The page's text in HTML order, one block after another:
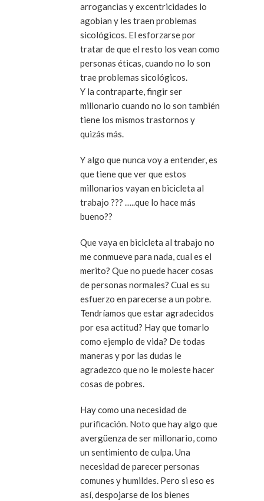
arrogancias y excentricidades lo
agobian y les traen problemas
sicológicos. El esforzarse por
tratar de que el resto los vean como
personas éticas, cuando no lo son
trae problemas sicológicos.
Y la contraparte, fingir ser
millonario cuando no lo son también
tiene los mismos trastornos y
quizás más.
Y algo que nunca voy a entender, es
que tiene que ver que estos
millonarios vayan en bicicleta al
trabajo ??? …..que lo hace más
bueno??
Que vaya en bicicleta al trabajo no
me conmueve para nada, cual es el
merito? Que no puede hacer cosas
de personas normales? Cual es su
esfuerzo en parecerse a un pobre.
Tendríamos que estar agradecidos
por esa actitud? Hay que tomarlo
como ejemplo de vida? De todas
maneras y por las dudas le
agradezco que no le moleste hacer
cosas de pobres.
Hay como una necesidad de
purificación. Noto que hay algo que
avergüenza de ser millonario, como
un sentimiento de culpa. Una
necesidad de parecer personas
comunes y humildes. Pero si eso es
así, despojarse de los bienes